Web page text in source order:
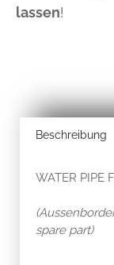
lassen!
Beschreibung
WATER PIPE
spare part)